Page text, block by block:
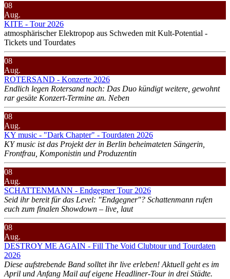
08
Aug.
KITE - Tour 2026
atmosphärischer Elektropop aus Schweden mit Kult-Potential -
Tickets und Tourdates
08
Aug.
ROTERSAND - Konzerte 2026
Endlich legen Rotersand nach: Das Duo kündigt weitere, gewohnt
rar gesäte Konzert-Termine an. Neben
08
Aug.
KY music - "Dark Chapter" - Tourdaten 2026
KY music ist das Projekt der in Berlin beheimateten Sängerin,
Frontfrau, Komponistin und Produzentin
08
Aug.
SCHATTENMANN - Endgegner Tour 2026
Seid ihr bereit für das Level: "Endgegner"? Schattenmann rufen
euch zum finalen Showdown – live, laut
08
Aug.
DESTROY ME AGAIN - Fill The Void Clubtour und Tourdaten
2026
Diese aufstrebende Band solltet ihr live erleben! Aktuell geht es im
April und Anfang Mail auf eigene Headliner-Tour in drei Städte.